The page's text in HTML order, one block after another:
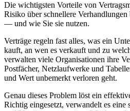
Die wichtigsten Vorteile von
Risiko über schnellere
— und wie Sie sie nutzen.
Verträge regeln fast alles, was ein
kauft, an wen es verkauft und zu
verwalten viele Organisationen ihre
Postfächer, Netzlaufwerke und
und Wert unbemerkt verloren geht.
Genau dieses Problem löst ein
Richtig eingesetzt, verwandelt es